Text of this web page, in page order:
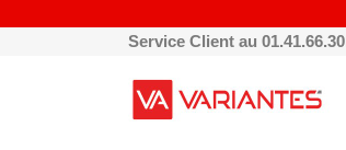
Service Client au